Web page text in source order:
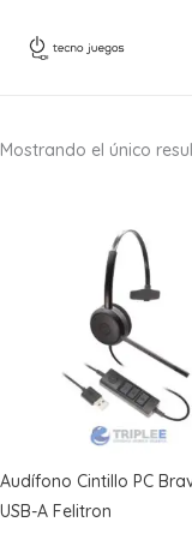
Mostrando el único
Audífono Cintillo PC
USB-A Felitron